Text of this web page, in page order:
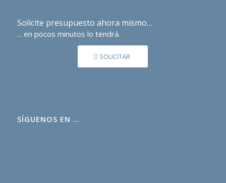
Solicite presupuesto ahora mismo…
... en pocos minutos lo tendrá.
SOLICITAR
SÍGUENOS EN …